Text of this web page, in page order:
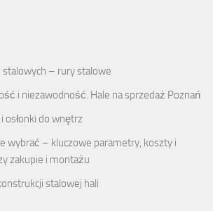
stalowych – rury stalowe
i niezawodność. Hale na sprzedaż Poznań
osłonki do wnętrz
wybrać – kluczowe parametry, koszty i
zakupie i montażu
stalowej hali